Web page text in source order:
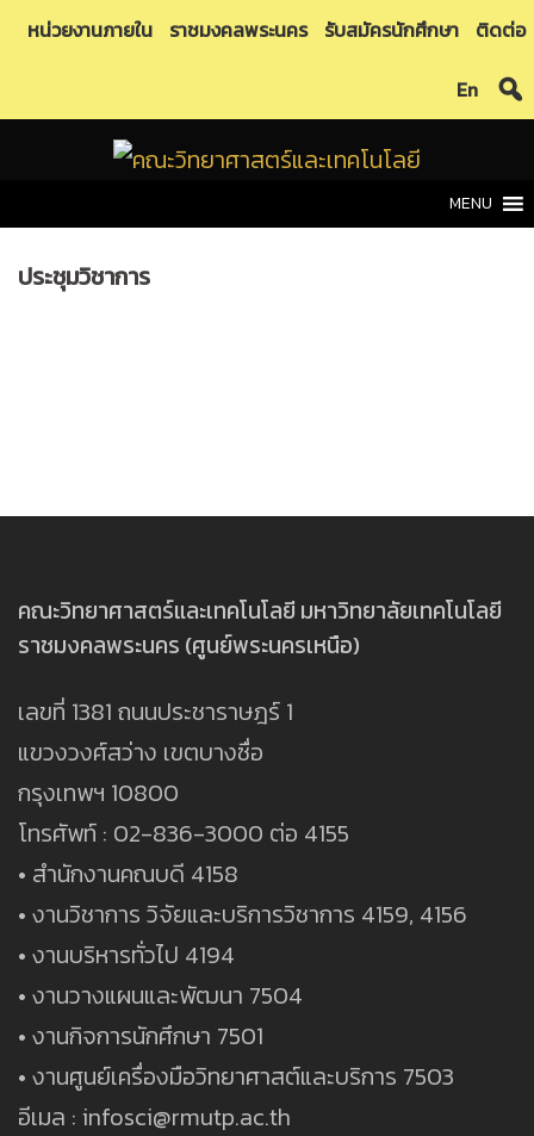
Skipหน่วยงานภายใน ราชมงคลพระนคร รับสมัครนักศึกษา ติดต่อ
En
MENU
ประชุมวิชาการ
คณะวิทยาศาสตร์และเทคโนโลยี มหาวิทยาลัยเทคโนโลยี
ราชมงคลพระนคร (ศูนย์พระนครเหนือ)
เลขที่ 1381 ถนนประชาราษฎร์ 1
แขวงวงศ์สว่าง เขตบางซื่อ
กรุงเทพฯ 10800
โทรศัพท์ : 02-836-3000 ต่อ 4155
• สำนักงานคณบดี 4158
• งานวิชาการ วิจัยและบริการวิชาการ 4159, 4156
• งานบริหารทั่วไป 4194
• งานวางแผนและพัฒนา 7504
• งานกิจการนักศึกษา 7501
• งานศูนย์เครื่องมือวิทยาศาสต์และบริการ 7503
อีเมล : infosci@rmutp.ac.th